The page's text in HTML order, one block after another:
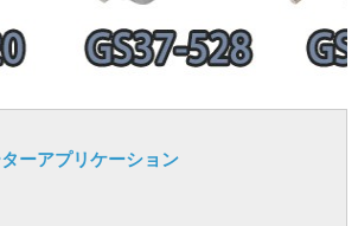
ーアプリケーション